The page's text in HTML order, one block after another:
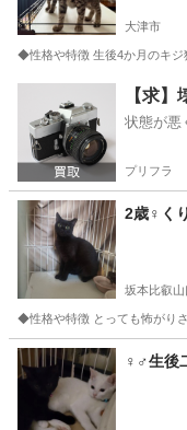
大津市
◆性格や特徴 生後4か月のキジ
猫
【求
状態が悪
プリフラ
2歳♀く
坂本比叡山
◆性格や特徴 とっても怖がり
滋賀 大津市 坂本比
♀♂生後